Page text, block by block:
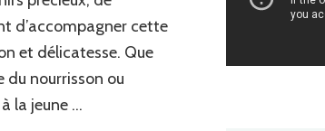
d’accompagner cette
et délicatesse. Que
du nourrisson ou
la jeune …